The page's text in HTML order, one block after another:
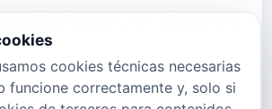
un grupo de
un
cookies técnicas necesarias
funcione correctamente y, solo si